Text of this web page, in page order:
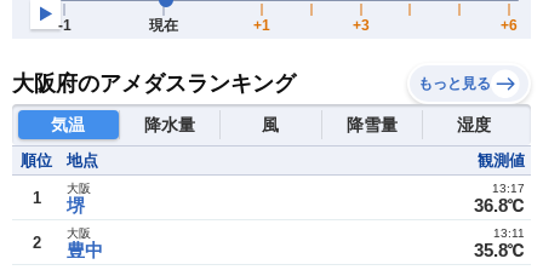
大阪府のアメダスランキング もっと見る
気温 降水量 風 降雪量 湿度
順位 地点 観測値
1 堺
大阪
36.8℃
13:17
2 豊中
大阪
35.8℃
13:11